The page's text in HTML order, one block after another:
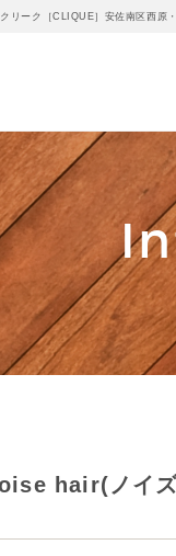
リーク［CLIQUE］安佐南区西原
noise hair(ノ